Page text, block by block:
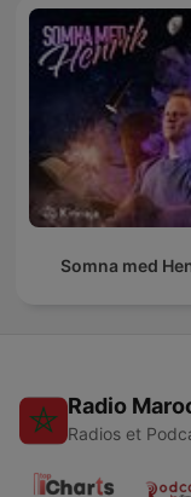
Somna med
Radio
Radios et